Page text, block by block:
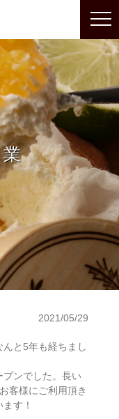
2021/05/29
と5年も経ちまし
ンでした。長い
客様にご利用頂き
す！